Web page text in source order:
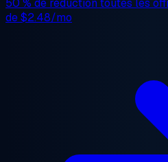
50 % de réduction toutes les
de$2.48/mo